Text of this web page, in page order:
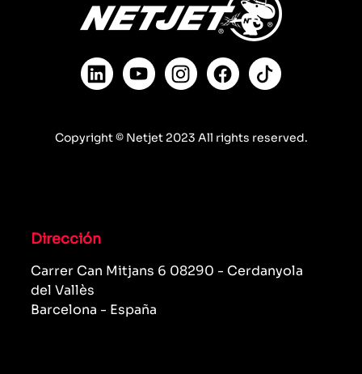
Copyright © Netjet 2023 All rights reserved.
Dirección
Carrer Can Mitjans 6 08290 - Cerdanyola
del Vallès
Barcelona - España